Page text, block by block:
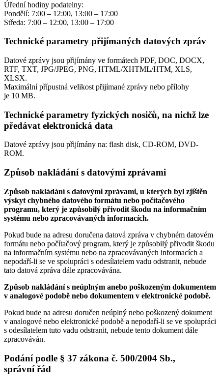
Úřední hodiny podatelny:
Pondělí: 7:00 – 12:00, 13:00 – 17:00
Středa: 7:00 – 12:00, 13:00 – 17:00
Technické parametry přijímaných datových zpráv
Datové zprávy jsou přijímány ve formátech PDF, DOC, DOCX,
RTF, TXT, JPG/JPEG, PNG, HTML/XHTML/HTM, XLS,
XLSX.
Maximální přípustná velikost přijímané zprávy nebo přílohy
je 10 MB.
Technické parametry fyzických nosičů, na nichž lze
předávat elektronická data
Datové zprávy jsou přijímány na: flash disk, CD-ROM, DVD-
ROM.
Způsob nakládání s datovými zprávami
Způsob nakládání s datovými zprávami, u kterých byl zjištěn
výskyt chybného datového formátu nebo počítačového
programu, který je způsobilý přivodit škodu na informačním
systému nebo zpracovávaných informacích.
Pokud bude na adresu doručena datová zpráva v chybném datovém
formátu nebo počítačový program, který je způsobilý přivodit škodu
na informačním systému nebo na zpracovávaných informacích a
nepodaří-li se ve spolupráci s odesílatelem vadu odstranit, nebude
tato datová zpráva dále zpracovávána.
Způsob nakládání s neúplným anebo poškozeným dokumentem
v analogové podobě nebo dokumentem v elektronické podobě.
Pokud bude na adresu doručen neúplný nebo poškozený dokument
v analogové nebo elektronické podobě a nepodaří-li se ve spolupráci
s odesílatelem tuto vadu odstranit, nebude tento dokument dále
zpracováván.
Podání podle § 37 zákona č. 500/2004 Sb.,
správní řád